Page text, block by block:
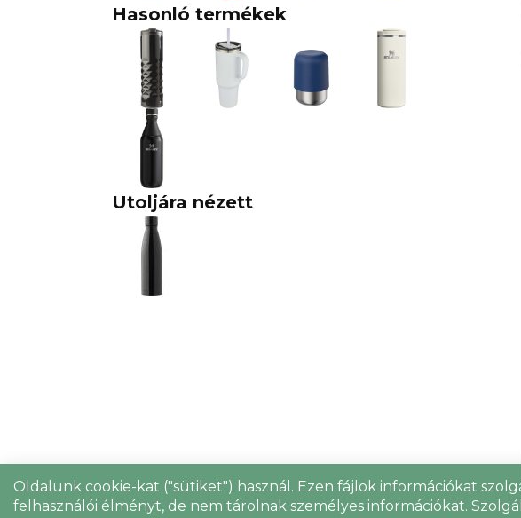
Hasonló termékek
Utoljára nézett
Oldalunk cookie-kat ("sütiket") használ. Ezen fájlok információkat
felhasználói élményt, de nem tárolnak személyes információkat.